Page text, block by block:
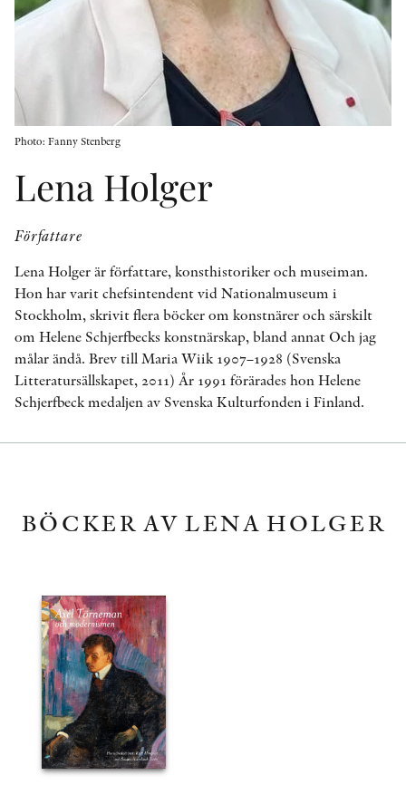
PEER REVIEW-PROCESSEN
Photo: Fanny Stenberg
Lena Holger
Författare
Lena Holger är författare, konsthistoriker och museiman.
Hon har varit chefsintendent vid Nationalmuseum i
Stockholm, skrivit flera böcker om konstnärer och särskilt
om Helene Schjerfbecks konstnärskap, bland annat Och jag
målar ändå. Brev till Maria Wiik 1907–1928 (Svenska
Litteratursällskapet, 2011) År 1991 förärades hon Helene
Schjerfbeck medaljen av Svenska Kulturfonden i Finland.
BÖCKER AV LENA HOLGER